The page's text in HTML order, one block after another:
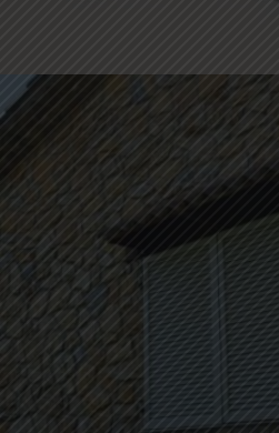
PERSIANE IN LEGNO